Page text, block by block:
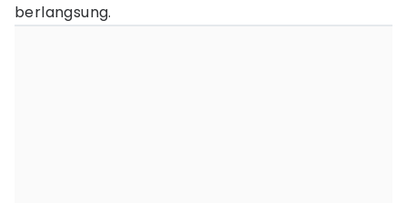
berlangsung.